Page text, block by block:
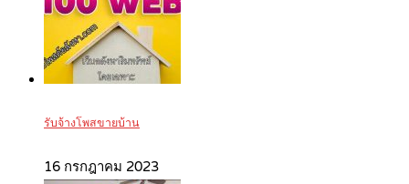
รับจ้างโพสขายบ้าน
16 กรกฎาคม 2023